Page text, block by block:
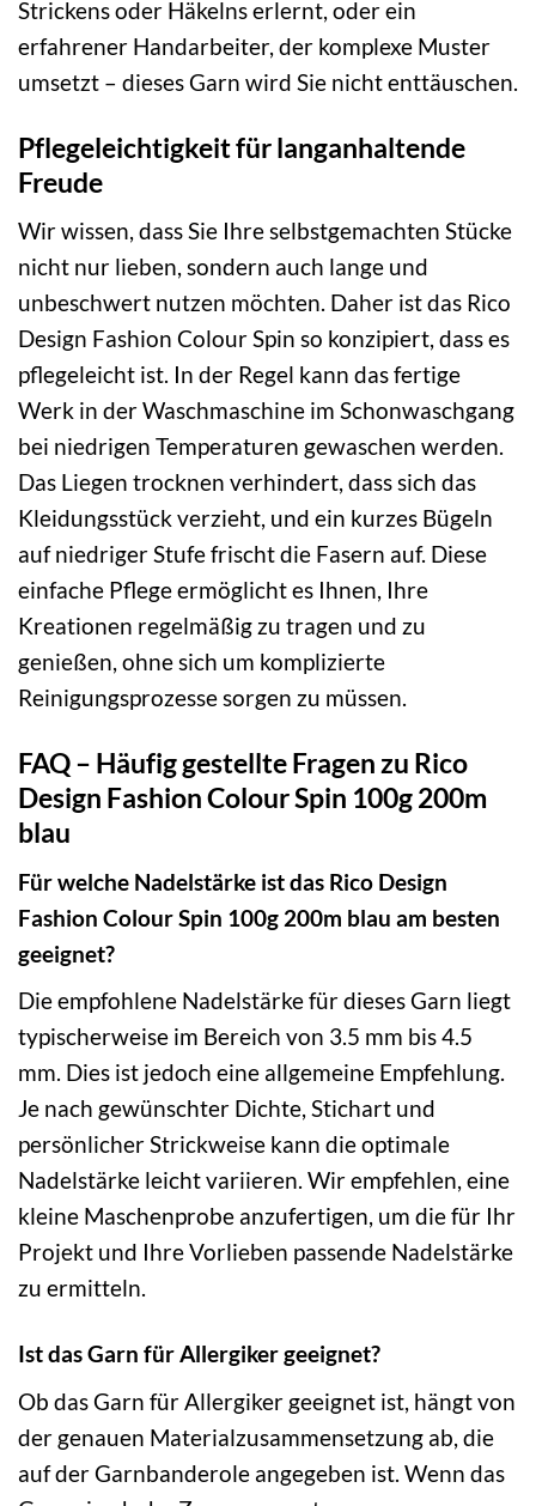
Strickens oder Häkelns erlernt, oder ein
erfahrener Handarbeiter, der komplexe Muster
umsetzt – dieses Garn wird Sie nicht enttäuschen.
Pflegeleichtigkeit für langanhaltende
Freude
Wir wissen, dass Sie Ihre selbstgemachten Stücke
nicht nur lieben, sondern auch lange und
unbeschwert nutzen möchten. Daher ist das Rico
Design Fashion Colour Spin so konzipiert, dass es
pflegeleicht ist. In der Regel kann das fertige
Werk in der Waschmaschine im Schonwaschgang
bei niedrigen Temperaturen gewaschen werden.
Das Liegen trocknen verhindert, dass sich das
Kleidungsstück verzieht, und ein kurzes Bügeln
auf niedriger Stufe frischt die Fasern auf. Diese
einfache Pflege ermöglicht es Ihnen, Ihre
Kreationen regelmäßig zu tragen und zu
genießen, ohne sich um komplizierte
Reinigungsprozesse sorgen zu müssen.
FAQ – Häufig gestellte Fragen zu Rico
Design Fashion Colour Spin 100g 200m
blau
Für welche Nadelstärke ist das Rico Design
Fashion Colour Spin 100g 200m blau am besten
geeignet?
Die empfohlene Nadelstärke für dieses Garn liegt
typischerweise im Bereich von 3.5 mm bis 4.5
mm. Dies ist jedoch eine allgemeine Empfehlung.
Je nach gewünschter Dichte, Stichart und
persönlicher Strickweise kann die optimale
Nadelstärke leicht variieren. Wir empfehlen, eine
kleine Maschenprobe anzufertigen, um die für Ihr
Projekt und Ihre Vorlieben passende Nadelstärke
zu ermitteln.
Ist das Garn für Allergiker geeignet?
Ob das Garn für Allergiker geeignet ist, hängt von
der genauen Materialzusammensetzung ab, die
auf der Garnbanderole angegeben ist. Wenn das